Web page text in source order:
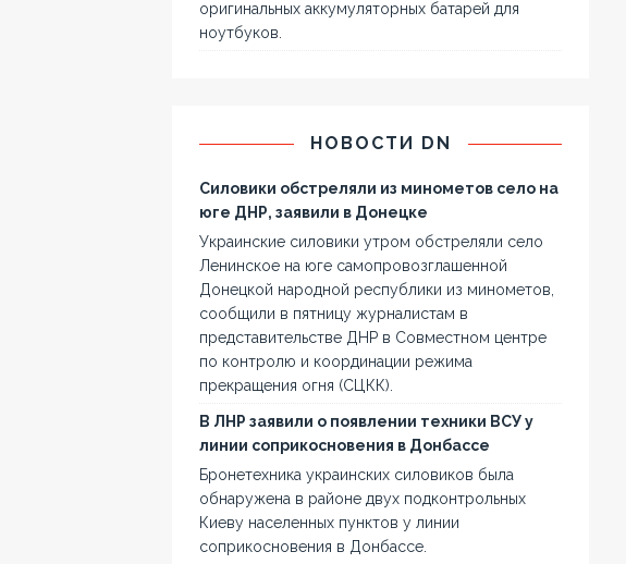
оригинальных аккумуляторных батарей для
ноутбуков.
НОВОСТИ DN
Силовики обстреляли из минометов село на
юге ДНР, заявили в Донецке
Украинские силовики утром обстреляли село
Ленинское на юге самопровозглашенной
Донецкой народной республики из минометов,
сообщили в пятницу журналистам в
представительстве ДНР в Совместном центре
по контролю и координации режима
прекращения огня (СЦКК).
В ЛНР заявили о появлении техники ВСУ у
линии соприкосновения в Донбассе
Бронетехника украинских силовиков была
обнаружена в районе двух подконтрольных
Киеву населенных пунктов у линии
соприкосновения в Донбассе.